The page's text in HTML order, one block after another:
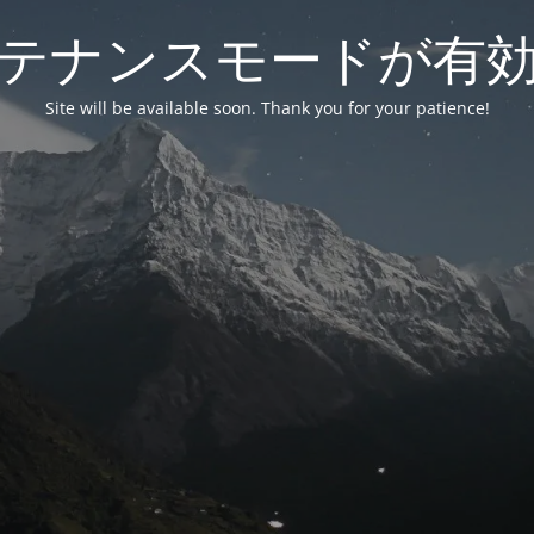
ナンスモードが有
Site will be available soon. Thank you for your patience!